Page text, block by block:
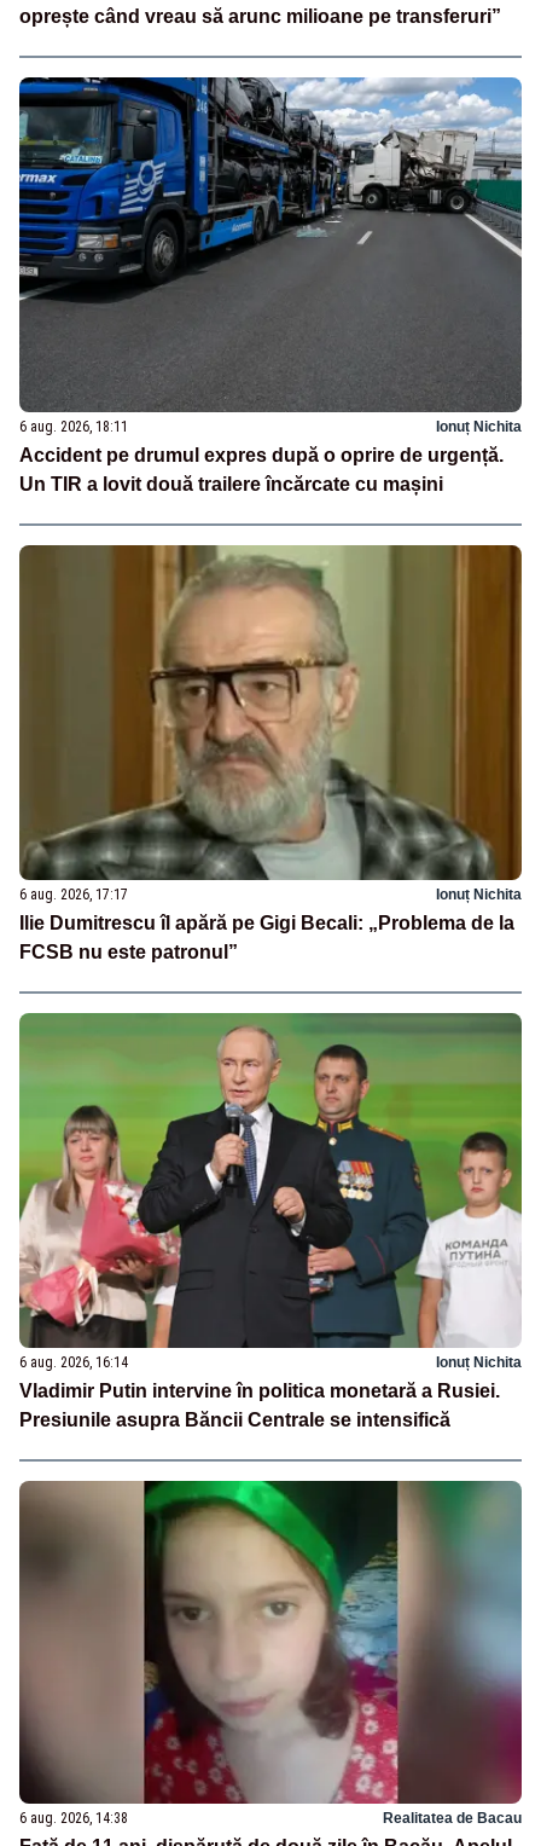
oprește când vreau să arunc milioane pe transferuri”
6 aug. 2026, 18:11 Ionuț Nichita
Accident pe drumul expres după o oprire de urgență.
Un TIR a lovit două trailere încărcate cu mașini
6 aug. 2026, 17:17 Ionuț Nichita
Ilie Dumitrescu îl apără pe Gigi Becali: „Problema de la
FCSB nu este patronul”
6 aug. 2026, 16:14 Ionuț Nichita
Vladimir Putin intervine în politica monetară a Rusiei.
Presiunile asupra Băncii Centrale se intensifică
6 aug. 2026, 14:38 Realitatea de Bacau